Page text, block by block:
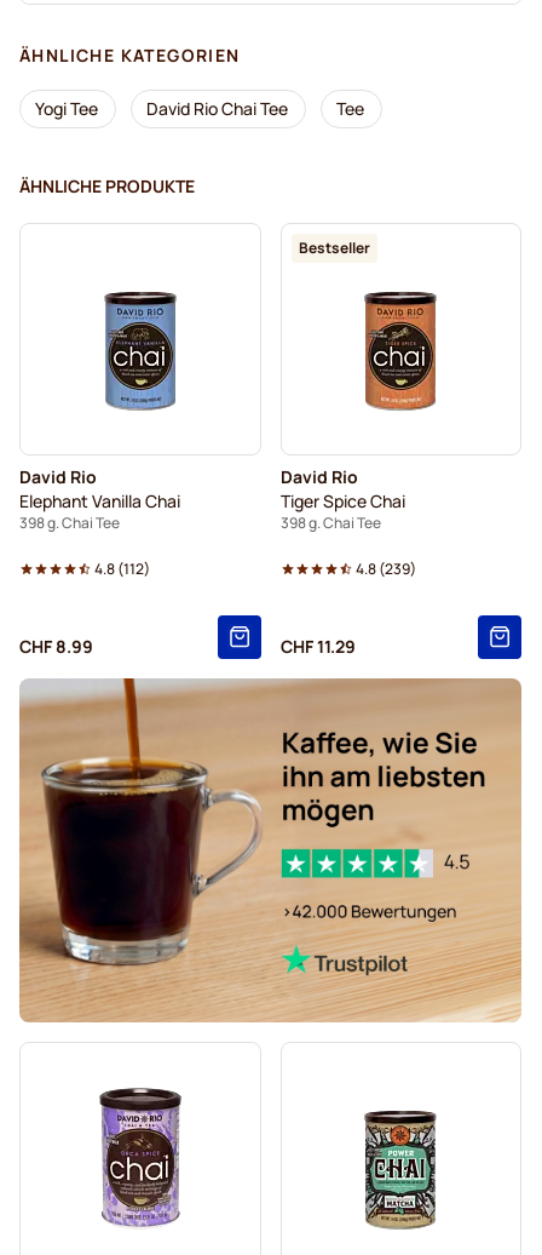
ÄHNLICHE KATEGORIEN
Yogi Tee David Rio Chai Tee Tee
ÄHNLICHE PRODUKTE
David Rio
Elephant Vanilla Chai
398 g. Chai Tee
4.8(112)
CHF 8.99
Bestseller
David Rio
Tiger Spice Chai
398 g. Chai Tee
4.8(239)
CHF 11.29